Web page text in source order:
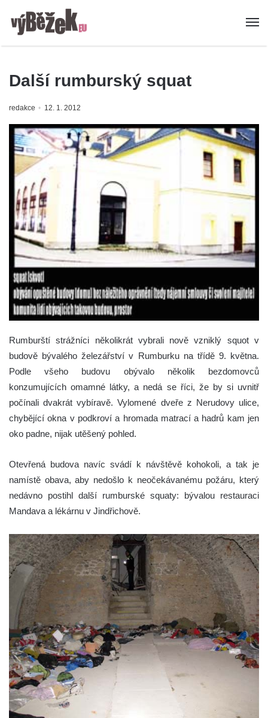
Další rumburský squat
redakce 12. 1. 2012
Rumburští strážníci několikrát vybrali nově vzniklý squot v
budově bývalého železářství v Rumburku na třídě 9. května.
Podle všeho budovu obývalo několik bezdomovců
konzumujících omamné látky, a nedá se říci, že by si uvnitř
počínali dvakrát vybíravě.Vylomené dveře z Nerudovy ulice,
chybějící okna v podkroví a hromada matrací a hadrů kam jen
oko padne, nijak utěšený pohled.
Otevřená budova navíc svádí k návštěvě kohokoli, a tak je
namístě obava, aby nedošlo k neočekávanému požáru, který
nedávno postihl další rumburské squaty: bývalou restauraci
Mandava a lékárnu v Jindřichově.